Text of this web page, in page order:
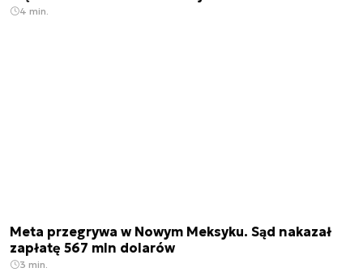
4 min.
Meta przegrywa w Nowym Meksyku. Sąd nakazał
zapłatę 567 mln dolarów
3 min.